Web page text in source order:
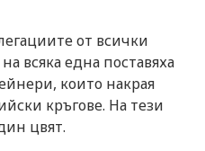
от всички
всяка една поставяха
които накрая
кръгове. На тези
цвят.